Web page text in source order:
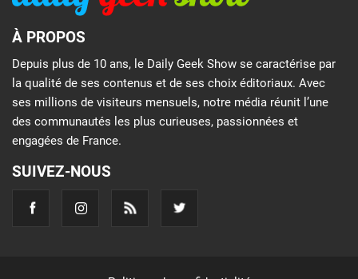
À PROPOS
Depuis plus de 10 ans, le Daily Geek Show se caractérise par
la qualité de ses contenus et de ses choix éditoriaux. Avec
ses millions de visiteurs mensuels, notre média réunit l’une
des communautés les plus curieuses, passionnées et
engagées de France.
SUIVEZ-NOUS